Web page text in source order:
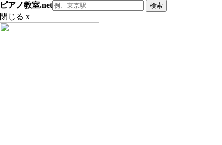
ピアノ教室.net
閉じる x